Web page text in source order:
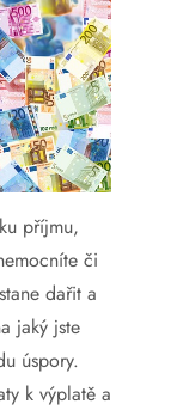
příjmu,
či
dařit a
jaký jste
úspory.
k výplatě a